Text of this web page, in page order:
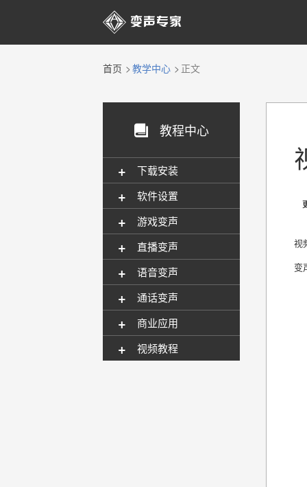

首页 教学中心 正文
 教程中心
下载安装
+
软件设置
+
游戏变声
+
直播变声
+
语音变声
+
通话变声
+
商业应用
+
视频教程
+
视
变